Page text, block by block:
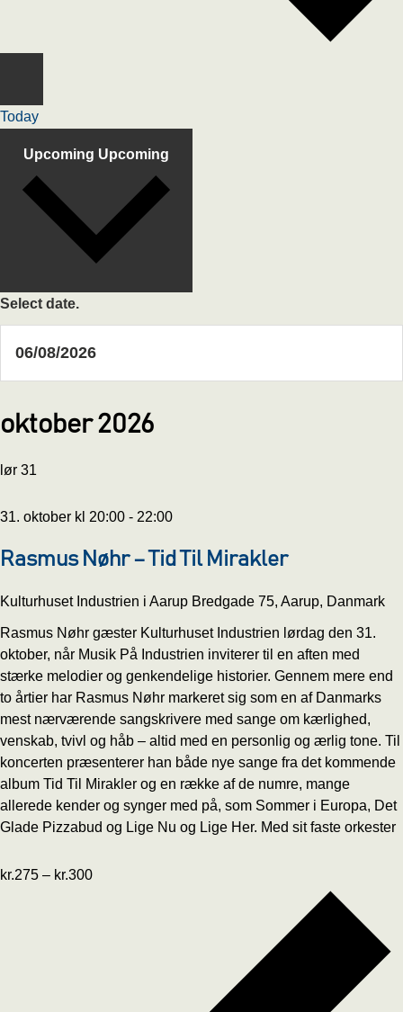
Today
Upcoming Upcoming
Select date.
oktober 2026
lør 31
31. oktober kl 20:00 - 22:00
Rasmus Nøhr – Tid Til Mirakler
Kulturhuset Industrien i Aarup Bredgade 75, Aarup, Danmark
Rasmus Nøhr gæster Kulturhuset Industrien lørdag den 31.
oktober, når Musik På Industrien inviterer til en aften med
stærke melodier og genkendelige historier. Gennem mere end
to årtier har Rasmus Nøhr markeret sig som en af Danmarks
mest nærværende sangskrivere med sange om kærlighed,
venskab, tvivl og håb – altid med en personlig og ærlig tone. Til
koncerten præsenterer han både nye sange fra det kommende
album Tid Til Mirakler og en række af de numre, mange
allerede kender og synger med på, som Sommer i Europa, Det
Glade Pizzabud og Lige Nu og Lige Her. Med sit faste orkester
kr.275 – kr.300